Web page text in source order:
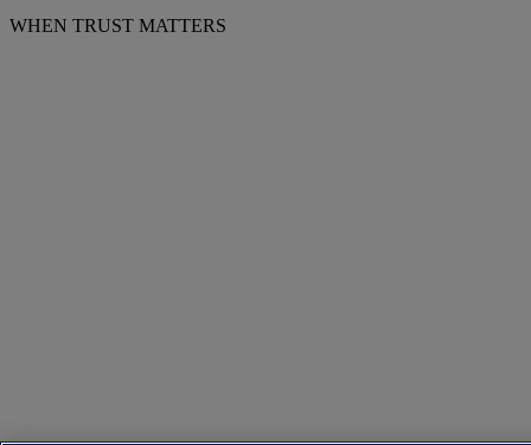
WHEN TRUST MATTERS